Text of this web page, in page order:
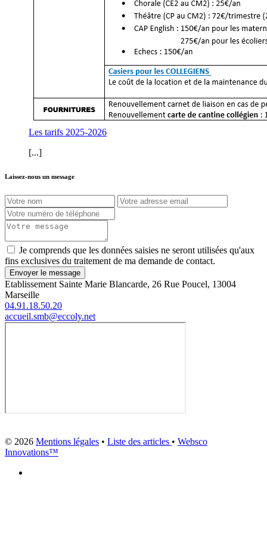
Les tarifs 2025-2026
[...]
Laissez-nous un message
Je comprends que les données saisies ne seront utilisées qu'aux
fins exclusives du traitement de ma demande de contact.
Envoyer le message
Etablissement Sainte Marie Blancarde, 26 Rue Poucel, 13004
Marseille
04.91.18.50.20
accueil.smb@eccoly.net
© 2026 Mentions légales • Liste des articles • Websco
Innovations™